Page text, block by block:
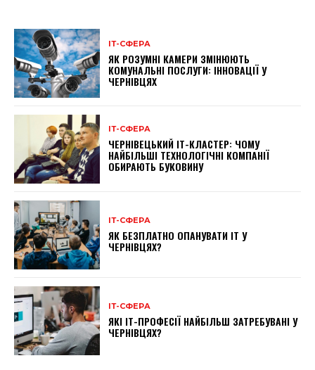
ІТ-СФЕРА
ЯК РОЗУМНІ КАМЕРИ ЗМІНЮЮТЬ
КОМУНАЛЬНІ ПОСЛУГИ: ІННОВАЦІЇ У
ЧЕРНІВЦЯХ
ІТ-СФЕРА
ЧЕРНІВЕЦЬКИЙ ІТ-КЛАСТЕР: ЧОМУ
НАЙБІЛЬШІ ТЕХНОЛОГІЧНІ КОМПАНІЇ
ОБИРАЮТЬ БУКОВИНУ
ІТ-СФЕРА
ЯК БЕЗПЛАТНО ОПАНУВАТИ ІТ У
ЧЕРНІВЦЯХ?
ІТ-СФЕРА
ЯКІ ІТ-ПРОФЕСІЇ НАЙБІЛЬШ ЗАТРЕБУВАНІ У
ЧЕРНІВЦЯХ?